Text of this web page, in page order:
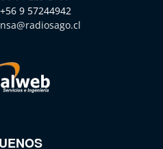
+56 9 57244942